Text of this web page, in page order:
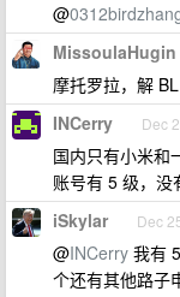
@
MissoulaHugin
摩托罗拉，解
INCerry Dec
国内只有小米和
账号有 5 级，
iSkylar Dec
@INCerry 我有
个还有其他路子